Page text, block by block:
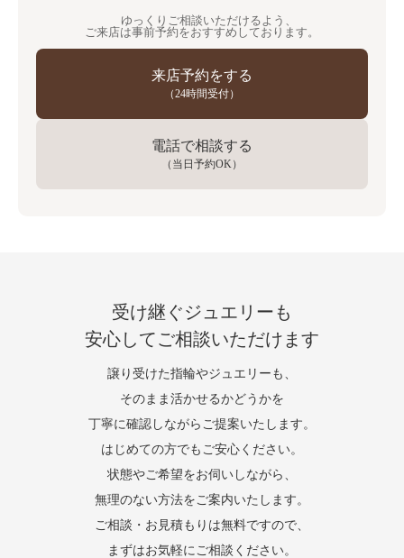
ゆっくりご相談いただけるよう、
ご来店は事前予約をおすすめしております。
来店予約をする
（24時間受付）
電話で相談する
（当日予約OK）
受け継ぐジュエリーも
安心してご相談いただけます
譲り受けた指輪やジュエリーも、
そのまま活かせるかどうかを
丁寧に確認しながらご提案いたします。
はじめての方でもご安心ください。
状態やご希望をお伺いしながら、
無理のない方法をご案内いたします。
ご相談・お見積もりは無料ですので、
まずはお気軽にご相談ください。